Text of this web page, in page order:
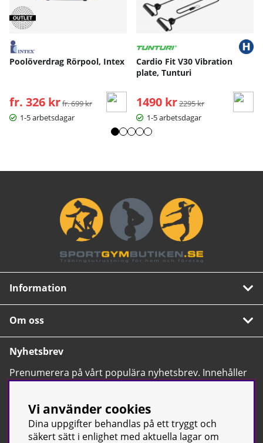
Poolöverdrag Rörpool, Intex
fr. 326 kr Ordinarie pris:
fr. 699 kr
1-5 arbetsdagar
Cardio Fit V30 Vibration
plate, Tunturi
1490 kr Ordinarie pris:
2295 kr
1-5 arbetsdagar
Information
Om oss
Nyhetsbrev
Prenumerera på vårt populära nyhetsbrev. Innehåller
tips, nyheter och våra allra bästa erbjudanden.
Vi använder cookies
Dina uppgifter behandlas på ett tryggt och
säkert sätt i enlighet med aktuella lagar om